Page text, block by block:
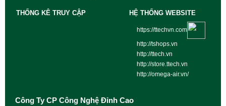
THỐNG KÊ TRUY CẬP HỆ THỐNG WEBSITE
https://ttechvn.com
http://tshops.vn
http://ttech.vn
http://store.ttech.vn
http://omega-air.vn/
Công Ty CP Công Nghệ Đỉnh Cao